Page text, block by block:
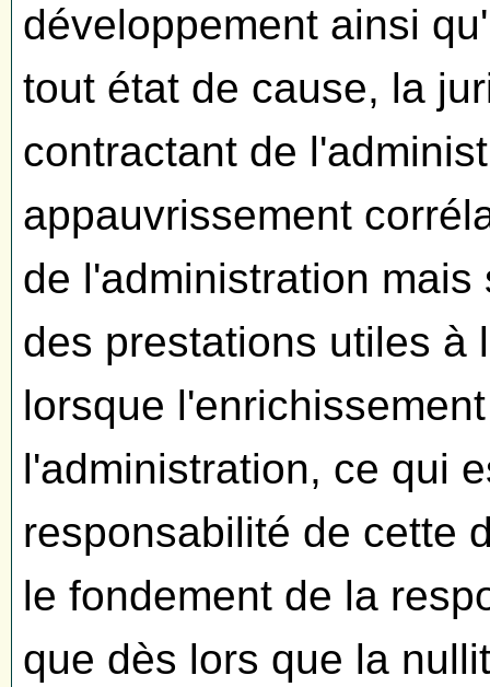
développement ainsi
tout état de cause, la
contractant de
appauvrissement
de l'administration
des prestations utiles à
lorsque
l'administration, ce qui
responsabilité de cette
le fondement de la
que dès lors que la